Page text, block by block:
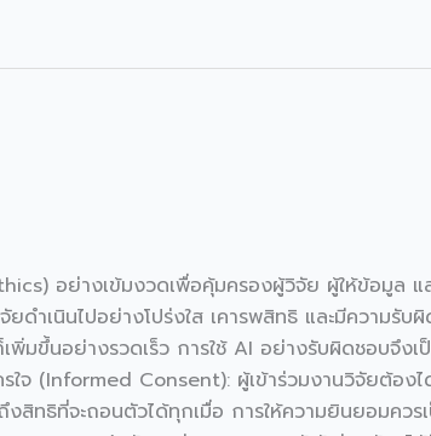
อย่างเข้มงวดเพื่อคุ้มครองผู้วิจัย ผู้ให้ข้อมูล แ
ดำเนินไปอย่างโปร่งใส เคารพสิทธิ และมีความรับผิ
ขึ้นอย่างรวดเร็ว การใช้ AI อย่างรับผิดชอบจึงเ
ใจ (Informed Consent): ผู้เข้าร่วมงานวิจัยต้องไ
สิทธิที่จะถอนตัวได้ทุกเมื่อ การให้ความยินยอมควร